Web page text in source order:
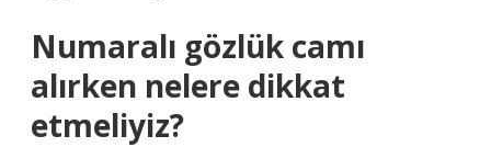
Numaralı gözlük camı
alırken nelere dikkat
etmeliyiz?